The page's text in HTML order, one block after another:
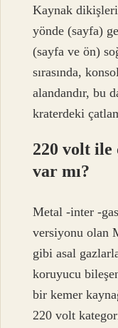
Kaynak
yönde (sayfa)
(sayfa ve ön)
sırasında,
alandandır, bu
kraterdeki
220 volt ile
var mı?
Metal -inter -
versiyonu olan
gibi asal
koruyucu
bir kemer
220 volt